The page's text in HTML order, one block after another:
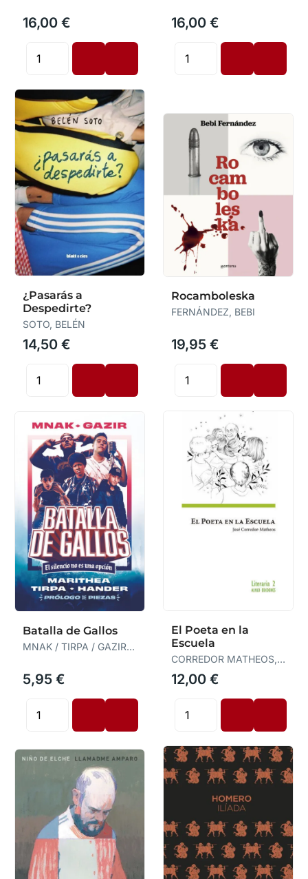
16,00 € 16,00 €
¿Pasarás a
Despedirte?
SOTO, BELÉN
14,50 €
Rocamboleska
FERNÁNDEZ, BEBI
19,95 €
Batalla de Gallos
MNAK / TIRPA / GAZIR /
5,95 €
El Poeta en la
Escuela
CORREDOR MATHEOS,
JOSÉ
12,00 €